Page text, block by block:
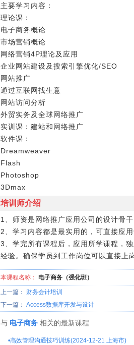
主要学习内容：
理论课：
电子商务概论
市场营销概论
网络营销4P理论及应用
企业网站建设及搜索引擎优化/SEO
网站推广
通过互联网找生意
网站访问分析
外贸实务及全球网络推广
实训课：建站和网络推广
软件课：
Dreamweaver
Flash
Photoshop
3Dmax
培训师介绍
1、师资是网络推广应用公司的设计骨
2、学习内容都是最实用的，可直接应用
3、学完所有课程后，应用所学课程，
经验。确保学员到工作岗位可以直接上岗
本课程名称： 电子商务（强化班）
上一篇： 财务会计培训
下一篇： Access数据库开发与设计
与 电子商务 相关的最新课程
•高效管理沟通技巧训练(2024-12-21 上海市)